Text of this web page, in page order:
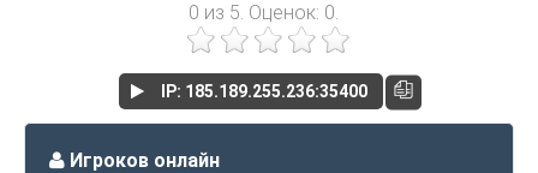
0 из 5. Оценок: 0.
IP: 185.189.255.236:35400
Игроков онлайн